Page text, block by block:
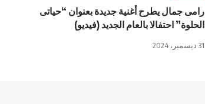
رامى جمال يطرح أغنية جديدة بعنوان “حياتى
الحلوة” احتفالا بالعام الجديد (فيديو)
31 ديسمبر، 2024